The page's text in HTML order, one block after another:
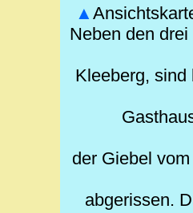
▲
Neben den
Kleeberg, sind
der Giebel
abgerissen.